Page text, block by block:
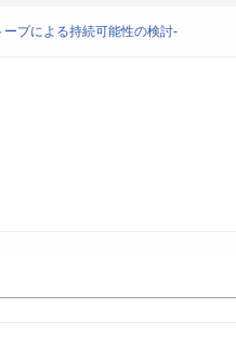
プによる持続可能性の検討-